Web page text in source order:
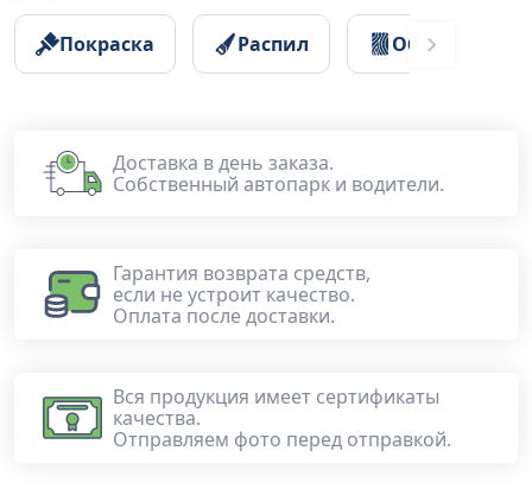
Покраска Распил Обработка
Доставка в день заказа.
Собственный автопарк и водители.
Гарантия возврата средств,
если не устроит качество.
Оплата после доставки.
Вся продукция имеет сертификаты
качества.
Отправляем фото перед отправкой.